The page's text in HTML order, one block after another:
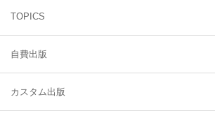
TOPICS
自費出版
カスタム出版